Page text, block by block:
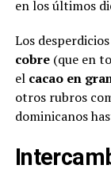
en los últimos
Los
cobre(que en
el cacao en
otros rubros
dominicanos